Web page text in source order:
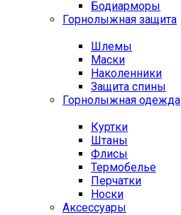
Бодиарморы
Горнолыжная защита
Шлемы
Маски
Наколенники
Защита спины
Горнолыжная одежда
Куртки
Штаны
Флисы
Термобелье
Перчатки
Носки
Аксессуары